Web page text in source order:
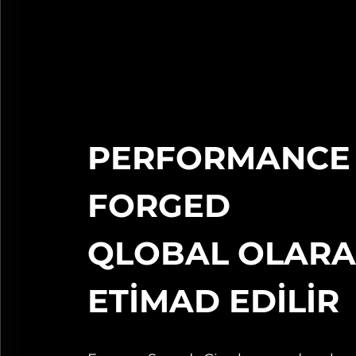
PERFORMANCE
FORGED
QLOBAL
ETİMAD EDİLİR